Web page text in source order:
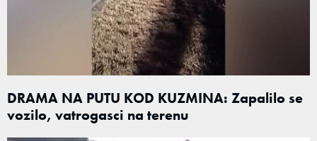
DRAMA NA PUTU KOD KUZMINA: Zapalilo se
vozilo, vatrogasci na terenu